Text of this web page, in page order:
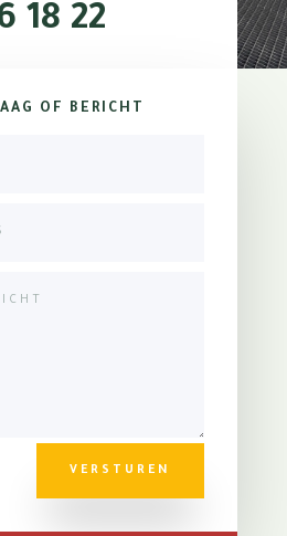
18 22
OF BERICHT
VERSTUREN